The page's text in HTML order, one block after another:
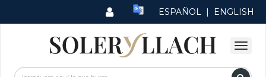
ESPAÑOL | ENGLISH